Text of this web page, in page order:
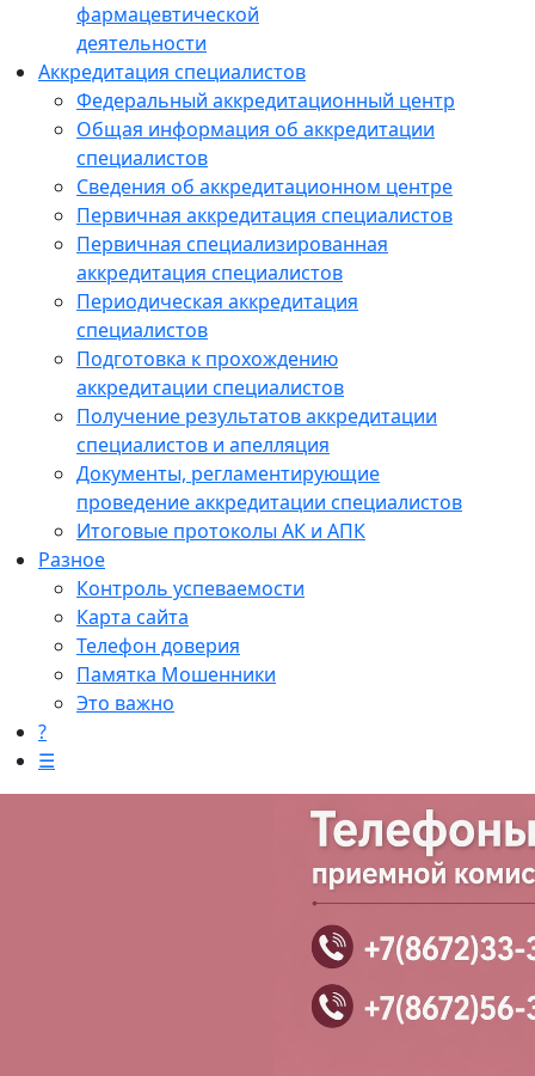
фармацевтической
деятельности
Аккредитация специалистов
Федеральный аккредитационный центр
Общая информация об аккредитации
специалистов
Сведения об аккредитационном центре
Первичная аккредитация специалистов
Первичная специализированная
аккредитация специалистов
Периодическая аккредитация
специалистов
Подготовка к прохождению
аккредитации специалистов
Получение результатов аккредитации
специалистов и апелляция
Документы, регламентирующие
проведение аккредитации специалистов
Итоговые протоколы АК и АПК
Разное
Контроль успеваемости
Карта сайта
Телефон доверия
Памятка Мошенники
Это важно
?
☰